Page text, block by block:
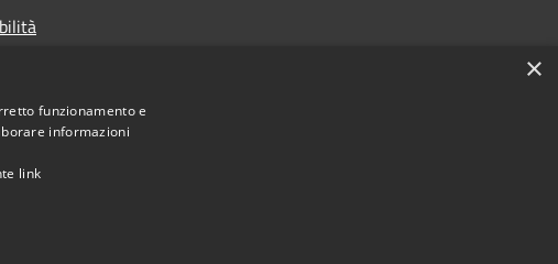
×
funzionamento e
informazioni
link